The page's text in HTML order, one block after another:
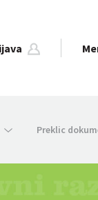
Preklic